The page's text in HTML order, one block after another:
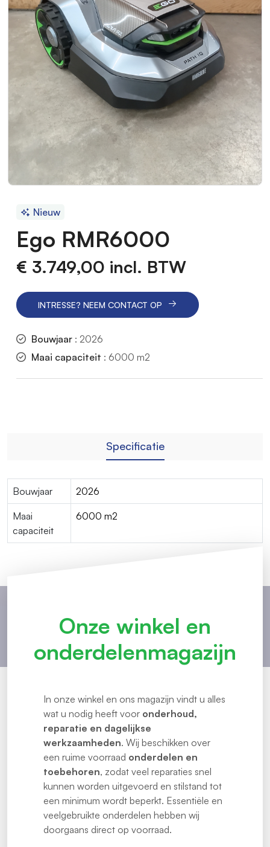
Nieuw
Ego RMR6000
€ 3.749,00 incl. BTW
INTRESSE? NEEM CONTACT OP
Bouwjaar : 2026
Maai capaciteit : 6000 m2
Specificatie
Bouwjaar 2026
Maai
capaciteit
6000 m2
Onze winkel en
onderdelenmagazijn
In onze winkel en ons magazijn vindt u alles
wat u nodig heeft voor onderhoud,
reparatie en dagelijkse
werkzaamheden. Wij beschikken over
een ruime voorraad onderdelen en
toebehoren, zodat veel reparaties snel
kunnen worden uitgevoerd en stilstand tot
een minimum wordt beperkt. Essentiële en
veelgebruikte onderdelen hebben wij
doorgaans direct op voorraad.